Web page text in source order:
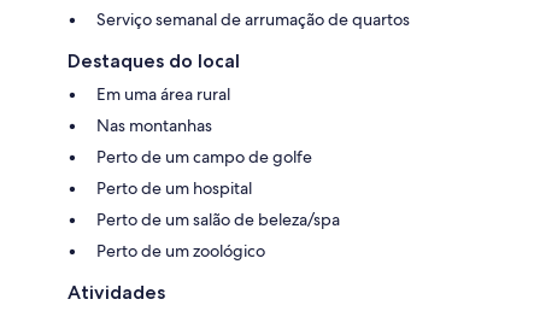
Serviço semanal de arrumação de quartos
Destaques do local
Em uma área rural
Nas montanhas
Perto de um campo de golfe
Perto de um hospital
Perto de um salão de beleza/spa
Perto de um zoológico
Atividades